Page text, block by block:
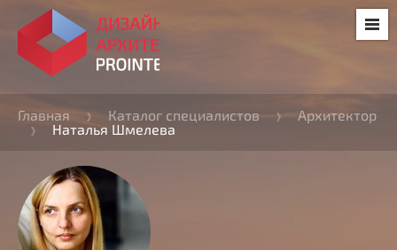
Главная Каталог специалистов
Архитектор
Наталья Шмелева